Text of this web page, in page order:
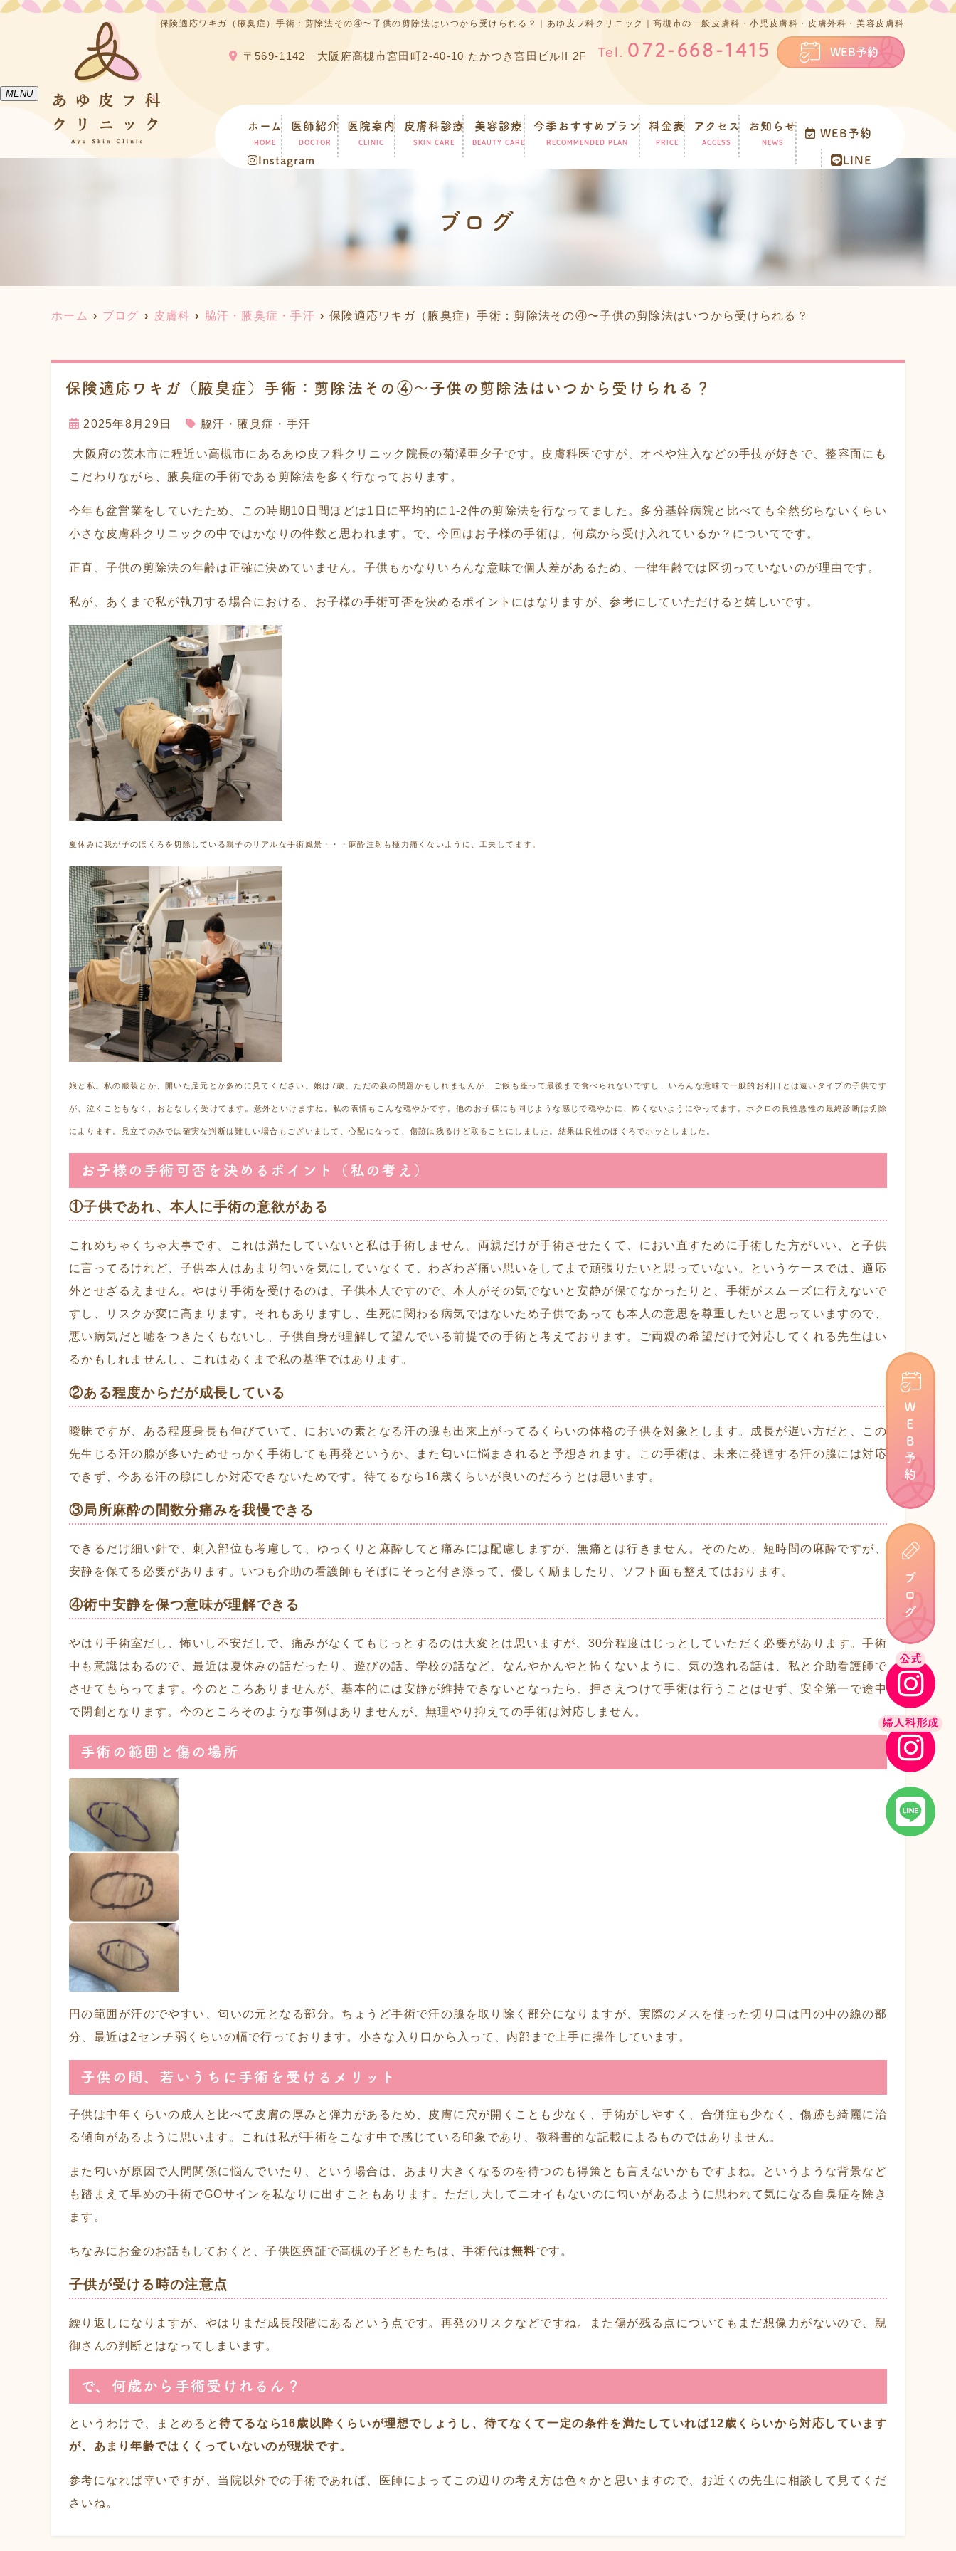
保険適応ワキガ（腋臭症）手術：剪除法その④〜子供の剪除法はいつから受けられる？｜あゆ皮フ科クリニック｜高槻市の一般皮膚科・小児皮膚科・皮膚外科・美容皮膚科
〒569-1142 大阪府高槻市宮田町2-40-10 たかつき宮田ビルII 2F Tel. 072-668-1415 WEB予約
ＷＥＢ予約
ブログ
公式
婦人科形成
MENU
ホーム
HOME
医師紹介
DOCTOR
医院案内
CLINIC
皮膚科診療
SKIN CARE
美容診療
BEAUTY CARE
今季おすすめプラン
RECOMMENDED PLAN
料金表
PRICE
アクセス
ACCESS
お知らせ
NEWS
WEB予約
Instagram LINE
ブログ
ホーム ブログ 皮膚科 脇汗・腋臭症・手汗 保険適応ワキガ（腋臭症）手術：剪除法その④〜子供の剪除法はいつから受けられる？
保険適応ワキガ（腋臭症）手術：剪除法その④〜子供の剪除法はいつから受けられる？
2025年8月29日 脇汗・腋臭症・手汗
大阪府の茨木市に程近い高槻市にあるあゆ皮フ科クリニック院長の菊澤亜夕子です。皮膚科医ですが、オペや注入などの手技が好きで、整容面にも
こだわりながら、腋臭症の手術である剪除法を多く行なっております。
今年も盆営業をしていたため、この時期10日間ほどは1日に平均的に1-2件の剪除法を行なってました。多分基幹病院と比べても全然劣らないくらい
小さな皮膚科クリニックの中ではかなりの件数と思われます。で、今回はお子様の手術は、何歳から受け入れているか？についてです。
正直、子供の剪除法の年齢は正確に決めていません。子供もかなりいろんな意味で個人差があるため、一律年齢では区切っていないのが理由です。
私が、あくまで私が執刀する場合における、お子様の手術可否を決めるポイントにはなりますが、参考にしていただけると嬉しいです。
夏休みに我が子のほくろを切除している親子のリアルな手術風景・・・麻酔注射も極力痛くないように、工夫してます。
娘と私。私の服装とか、開いた足元とか多めに見てください。娘は7歳。ただの躾の問題かもしれませんが、ご飯も座って最後まで食べられないですし、いろんな意味で一般的お利口とは遠いタイプの子供です
が、泣くこともなく、おとなしく受けてます。意外といけますね。私の表情もこんな穏やかです。他のお子様にも同じような感じで穏やかに、怖くないようにやってます。 ホクロの良性悪性の最終診断は切除
によります。見立てのみでは確実な判断は難しい場合もございまして、心配になって、傷跡は残るけど取ることにしました。結果は良性のほくろでホッとしました。
お子様の手術可否を決めるポイント（私の考え）
①子供であれ、本人に手術の意欲がある
これめちゃくちゃ大事です。これは満たしていないと私は手術しません。両親だけが手術させたくて、におい直すために手術した方がいい、と子供
に言ってるけれど、子供本人はあまり匂いを気にしていなくて、わざわざ痛い思いをしてまで頑張りたいと思っていない。というケースでは、適応
外とせざるえません。やはり手術を受けるのは、子供本人ですので、本人がその気でないと安静が保てなかったりと、手術がスムーズに行えないで
すし、リスクが変に高まります。それもありますし、生死に関わる病気ではないため子供であっても本人の意思を尊重したいと思っていますので、
悪い病気だと嘘をつきたくもないし、子供自身が理解して望んでいる前提での手術と考えております。ご両親の希望だけで対応してくれる先生はい
るかもしれませんし、これはあくまで私の基準ではあります。
②ある程度からだが成長している
曖昧ですが、ある程度身長も伸びていて、においの素となる汗の腺も出来上がってるくらいの体格の子供を対象とします。成長が遅い方だと、この
先生じる汗の腺が多いためせっかく手術しても再発というか、また匂いに悩まされると予想されます。この手術は、未来に発達する汗の腺には対応
できず、今ある汗の腺にしか対応できないためです。待てるなら16歳くらいが良いのだろうとは思います。
③局所麻酔の間数分痛みを我慢できる
できるだけ細い針で、刺入部位も考慮して、ゆっくりと麻酔してと痛みには配慮しますが、無痛とは行きません。そのため、短時間の麻酔ですが、
安静を保てる必要があります。いつも介助の看護師もそばにそっと付き添って、優しく励ましたり、ソフト面も整えてはおります。
④術中安静を保つ意味が理解できる
やはり手術室だし、怖いし不安だしで、痛みがなくてもじっとするのは大変とは思いますが、30分程度はじっとしていただく必要があります。手術
中も意識はあるので、最近は夏休みの話だったり、遊びの話、学校の話など、なんやかんやと怖くないように、気の逸れる話は、私と介助看護師で
させてもらってます。今のところありませんが、基本的には安静が維持できないとなったら、押さえつけて手術は行うことはせず、安全第一で途中
で閉創となります。今のところそのような事例はありませんが、無理やり抑えての手術は対応しません。
手術の範囲と傷の場所
円の範囲が汗のでやすい、匂いの元となる部分。ちょうど手術で汗の腺を取り除く部分になりますが、実際のメスを使った切り口は円の中の線の部
分、最近は2センチ弱くらいの幅で行っております。小さな入り口から入って、内部まで上手に操作しています。
子供の間、若いうちに手術を受けるメリット
子供は中年くらいの成人と比べて皮膚の厚みと弾力があるため、皮膚に穴が開くことも少なく、手術がしやすく、合併症も少なく、傷跡も綺麗に治
る傾向があるように思います。これは私が手術をこなす中で感じている印象であり、教科書的な記載によるものではありません。
また匂いが原因で人間関係に悩んでいたり、という場合は、あまり大きくなるのを待つのも得策とも言えないかもですよね。というような背景など
も踏まえて早めの手術でGOサインを私なりに出すこともあります。ただし大してニオイもないのに匂いがあるように思われて気になる自臭症を除き
ます。
ちなみにお金のお話もしておくと、子供医療証で高槻の子どもたちは、手術代は無料です。
子供が受ける時の注意点
繰り返しになりますが、やはりまだ成長段階にあるという点です。再発のリスクなどですね。また傷が残る点についてもまだ想像力がないので、親
御さんの判断とはなってしまいます。
で、何歳から手術受けれるん？
というわけで、まとめると待てるなら16歳以降くらいが理想でしょうし、待てなくて一定の条件を満たしていれば12歳くらいから対応しています
が、あまり年齢ではくくっていないのが現状です。
参考になれば幸いですが、当院以外での手術であれば、医師によってこの辺りの考え方は色々かと思いますので、お近くの先生に相談して見てくだ
さいね。